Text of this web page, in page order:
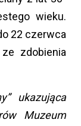
wieku.
22 czerwca
zdobienia
ukazująca
Muzeum